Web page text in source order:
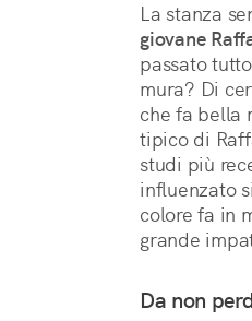
La stanza
giovane
passato
mura? Di
che fa bella
tipico di
studi più
influenzato
colore fa in
grande
Da non